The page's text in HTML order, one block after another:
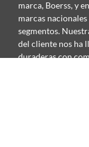
marca, Boerss, y
marcas
segmentos.
del cliente nos ha
duraderas con